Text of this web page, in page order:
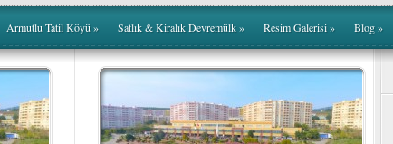
Armutlu Tatil Köyü» Satlık & Kiralık Devremülk» Resim Galerisi» Blog»